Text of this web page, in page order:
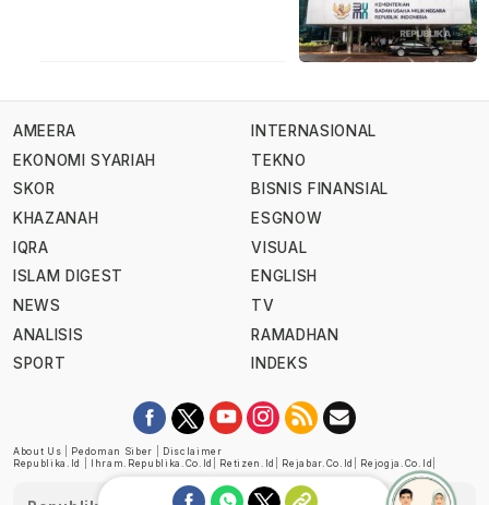
AMEERA
EKONOMI SYARIAH
SKOR
KHAZANAH
IQRA
ISLAM DIGEST
NEWS
ANALISIS
SPORT
INTERNASIONAL
TEKNO
BISNIS FINANSIAL
ESGNOW
VISUAL
ENGLISH
TV
RAMADHAN
INDEKS
About Us Pedoman Siber
Disclaimer
Republika.id
Ihram.republika.co.id Retizen.id Rejabar.co.id Rejogja.co.id